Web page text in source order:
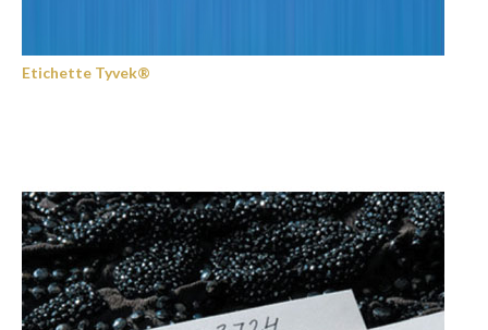
Etichette Tyvek®